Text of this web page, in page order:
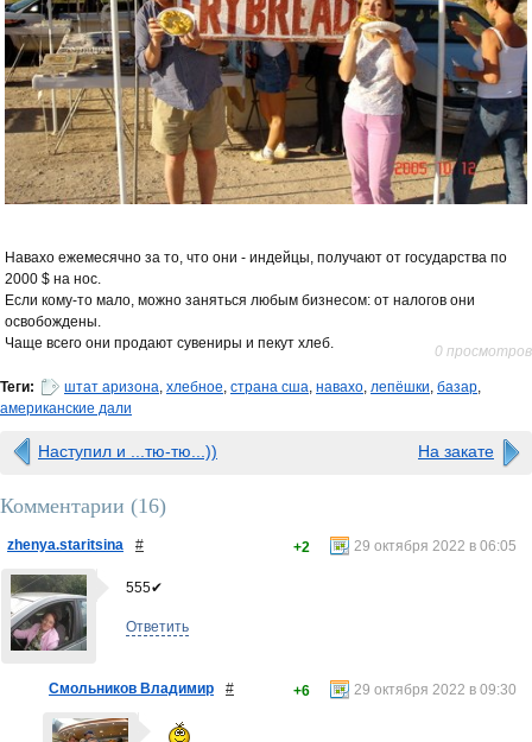
Навахо ежемесячно за то, что они - индейцы, получают от государства по
2000 $ на нос.
Если кому-то мало, можно заняться любым бизнесом: от налогов они
освобождены.
Чаще всего они продают сувениры и пекут хлеб.
0 просмотров
Теги: штат аризона, хлебное, страна сша, навахо, лепёшки, базар,
американские дали
Наступил и ...тю-тю...)) На закате
Комментарии (16)
zhenya.staritsina # 29 октября 2022 в 06:05
+2
555✔
Ответить
Смольников Владимир # 29 октября 2022 в 09:30
+6